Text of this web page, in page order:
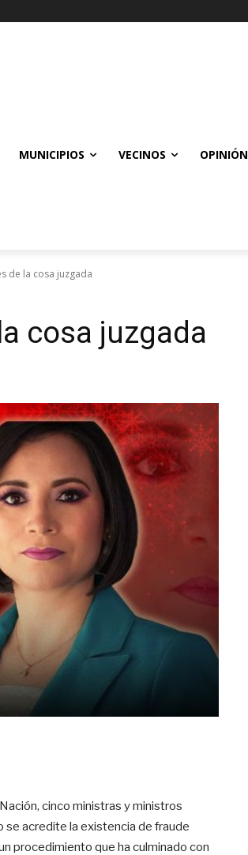
MUNICIPIOS VECINOS OPINIÓN
de la cosa juzgada
cosa juzgada
cinco ministras y ministros
se acredite la existencia de fraude
procedimiento que ha culminado con